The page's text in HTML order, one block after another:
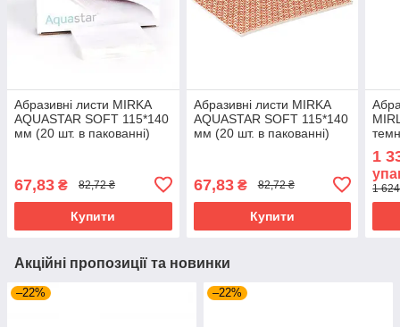
Абразивні листи MIRKA
AQUASTAR SOFT 115*140
мм (20 шт. в пакованні)
67,83 ₴ 82,72 ₴
Купити
Абразивні листи MIRKA
AQUASTAR SOFT 115*140
мм (20 шт. в пакованні)
67,83₴ 82,72 ₴
Купити
1
1
Акційні пропозиції та новинки
–22% –22%